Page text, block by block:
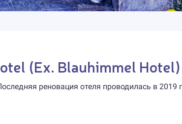
(Ex. Blauhimmel Hotel)
реновация отеля проводилась в